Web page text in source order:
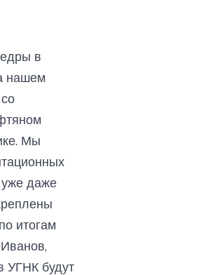
в
нашем
Мы
даже
итогам
УГНК будут